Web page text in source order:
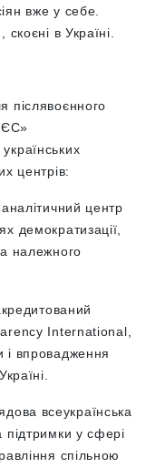
вже у себе.
в Україні.
післявоєнного
ЄС»
центрів:
центр
демократизації,
належного
International,
і впровадження
всеукраїнська
підтримки у сфері
спільною